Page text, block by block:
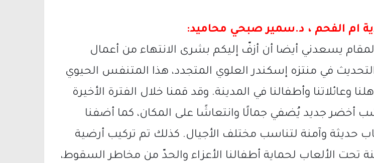
ام الفحم ، د.سمير صبحي محاميد:
يسعدني أيضا أن أزفّ إليكم بشرى الانتهاء من أعمال
في منتزه إسكندر العلوي المتجدد، هذا المتنفس الحيوي
وعائلاتنا وأطفالنا في المدينة. وقد قمنا خلال الفترة الأخيرة
أخضر جديد يُضفي جمالًا وانتعاشًا على المكان، كما أضفنا
حديثة وآمنة لتناسب مختلف الأجيال. كذلك تم تركيب أرضية
تحت الألعاب لحماية أطفالنا الأعزاء والحدّ من مخاطر السقوط،